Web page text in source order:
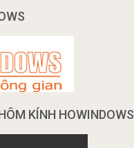
KÍNH HOWINDOWS